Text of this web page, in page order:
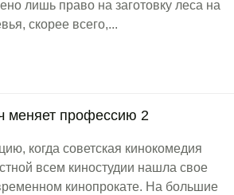
лишь право на заготовку леса на
скорее всего,...
меняет профессию 2
когда советская кинокомедия
всем киностудии нашла свое
кинопрокате. На большие